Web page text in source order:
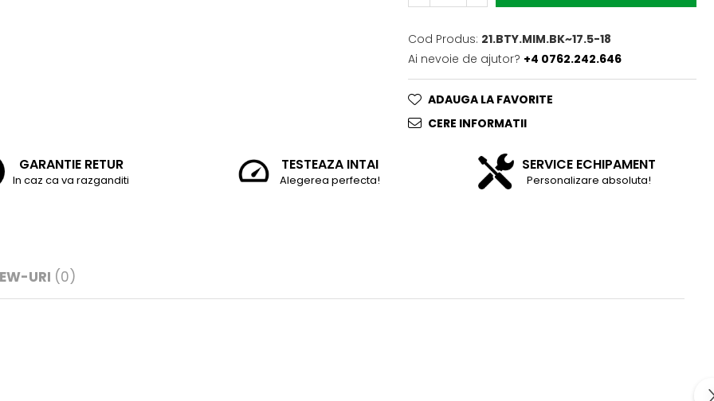
Cod Produs: 21.BTY.MIM.BK~17.5-18
Ai nevoie de ajutor? +4 0762.242.646
ADAUGA LA FAVORITE
CERE INFORMATII
GARANTIE RETUR
In caz ca va razganditi
TESTEAZA INTAI
Alegerea perfecta!
SERVICE ECHIPAMENT
Personalizare absoluta!
URI (0)